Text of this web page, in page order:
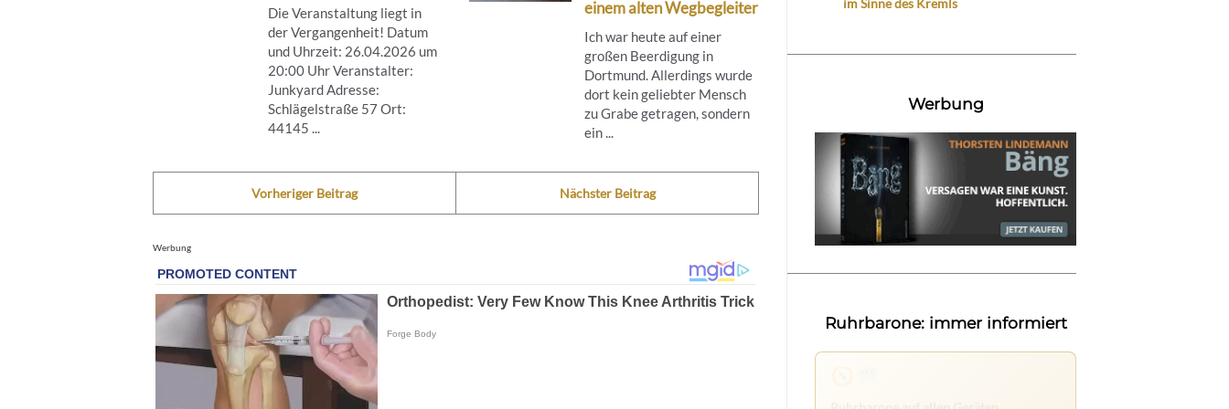
Die Veranstaltung liegt in
der Vergangenheit! Datum
und Uhrzeit: 26.04.2026 um
20:00 Uhr Veranstalter:
Junkyard Adresse:
Schlägelstraße 57 Ort:
44145 ...
einem alten Wegbegleiter
Ich war heute auf einer
großen Beerdigung in
Dortmund. Allerdings wurde
dort kein geliebter Mensch
zu Grabe getragen, sondern
ein ...
Vorheriger Beitrag Nächster Beitrag
Werbung
Werbung
Ruhrbarone: immer informiert